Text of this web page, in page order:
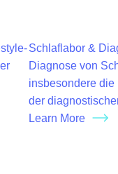
Schlaflabor &
Diagnose von
insbesondere
der
Learn More